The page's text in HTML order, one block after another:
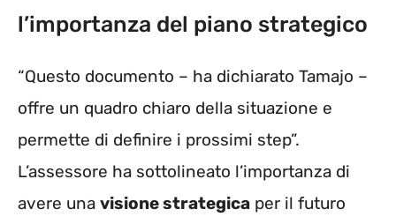
l’importanza del piano strategico
“Questo documento – ha dichiarato Tamajo –
offre un quadro chiaro della situazione e
permette di definire i prossimi step”.
L’assessore ha sottolineato l’importanza di
avere una visione strategica per il futuro